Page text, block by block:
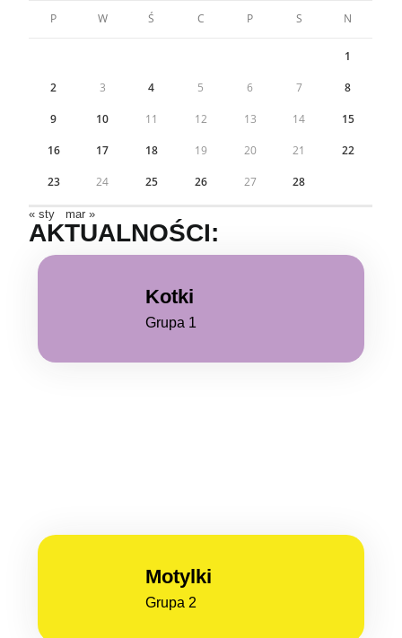
P W Ś C P S N
1
2 3 4 5 6 7 8
9 10 11 12 13 14 15
16 17 18 19 20 21 22
23 24 25 26 27 28
« sty mar »
AKTUALNOŚCI:
Kotki
Grupa 1
Motylki
Grupa 2